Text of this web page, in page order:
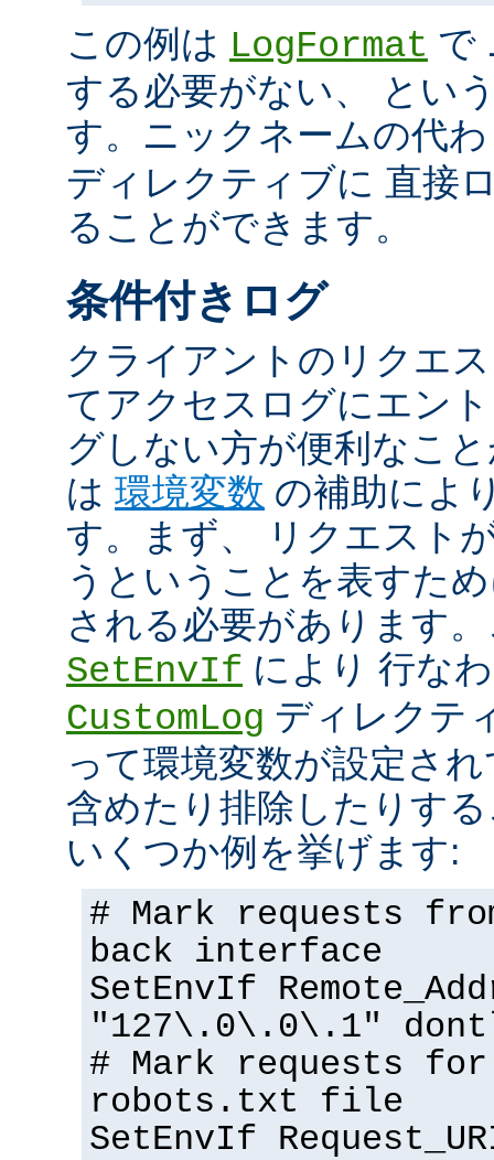
この例は LogFormat で
する必要がない、 とい
す。ニックネームの代
ディレクティブに 直接
ることができます。
条件付きログ
クライアントのリクエ
てアクセスログにエン
グしない方が便利なこ
は 環境変数 の補助によ
す。まず、 リクエスト
うということを表すた
される必要があります
SetEnvIf により 行な
CustomLog ディレクテ
って環境変数が設定さ
含めたり排除したりす
いくつか例を挙げます:
# Mark requests
back interface
SetEnvIf
"127\.0\.0\.1"
# Mark requests
robots.txt file
SetEnvIf